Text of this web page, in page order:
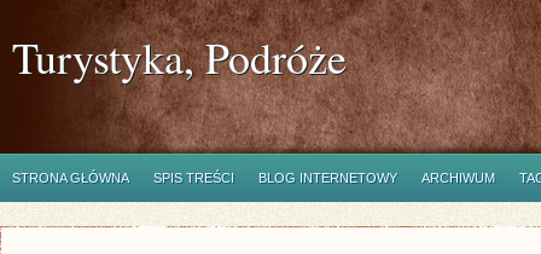
Turystyka, Podróże
STRONA GŁÓWNA SPIS TREŚCI BLOG INTERNETOWY ARCHIWUM